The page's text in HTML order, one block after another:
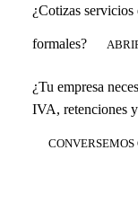
¿Cotizas
formales?
¿Tu empresa
IVA, retenciones